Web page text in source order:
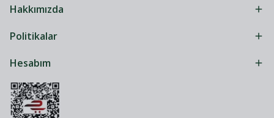
Hakkımızda
Politikalar
Hesabım